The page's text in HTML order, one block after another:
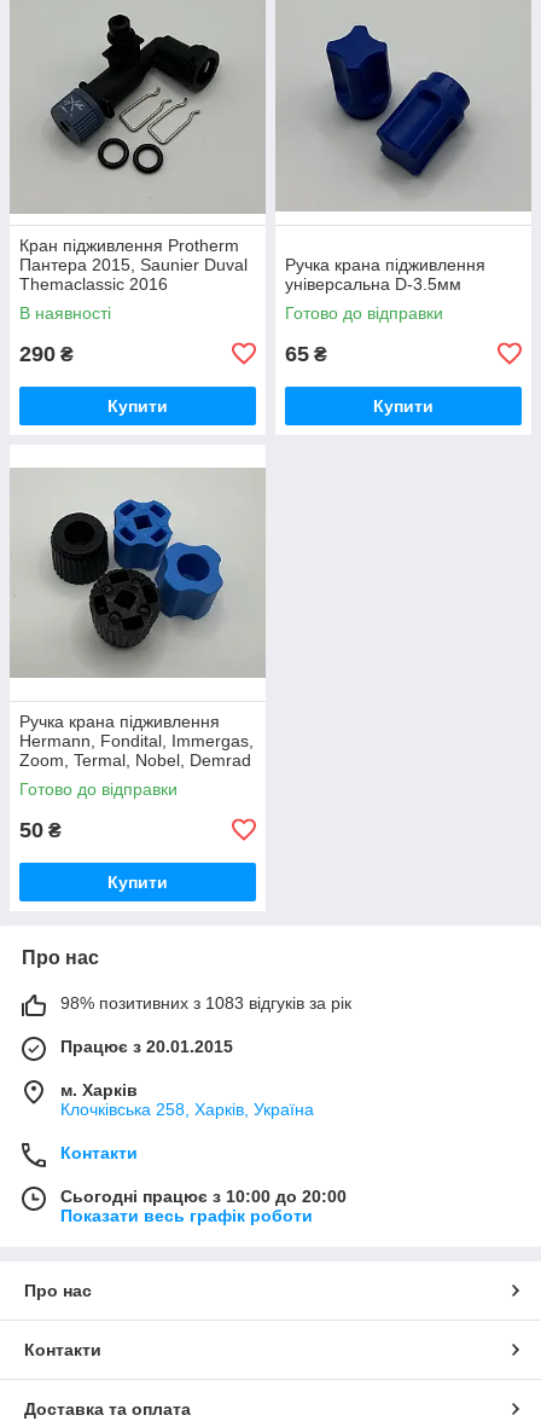
Кран підживлення Protherm
Пантера 2015, Saunier Duval
Themaclassic 2016
(0020217545)
В наявності
290 ₴
Купити
Ручка крана підживлення
універсальна D-3.5мм
Готово до відправки
65 ₴
Купити
Ручка крана підживлення
Hermann, Fondital, Immergas,
Zoom, Termal, Nobel, Demrad
Готово до відправки
50 ₴
Купити
Про нас
98% позитивних з 1083 відгуків за рік
Працює з 20.01.2015
м. Харків
Клочкiвська 258, Харків, Україна
Контакти
Сьогодні працює з 10:00 до 20:00
Показати весь графік роботи
Про нас
Контакти
Доставка та оплата